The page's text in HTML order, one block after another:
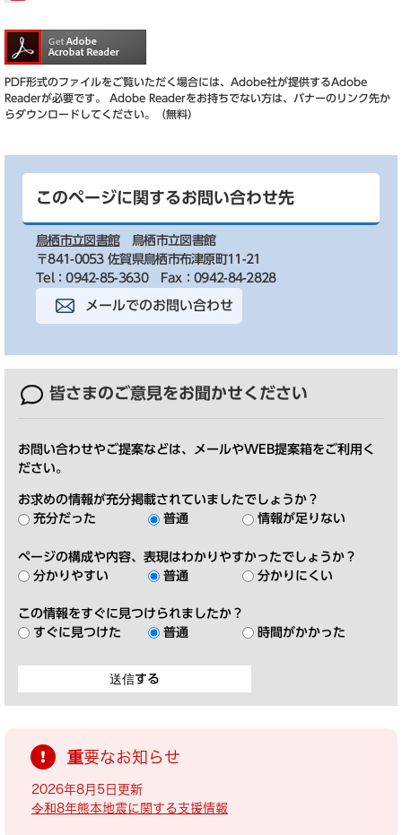
PDF形式のファイルをご覧いただく場合には、Adobe社が提供するAdobe
Readerが必要です。
Adobe Readerをお持ちでない方は、バナーのリンク先か
らダウンロードしてください。（無料）
このページに関するお問い合わせ先
鳥栖市立図書館
鳥栖市立図書館
〒841-0053 佐賀県鳥栖市布津原町11-21
Tel：0942-85-3630
Fax：0942-84-2828
メールでのお問い合わせ
皆さまのご意見をお聞かせください
お問い合わせやご提案などは、メールやWEB提案箱をご利用く
ださい。
お求めの情報が充分掲載されていましたでしょうか？
充分だった
普通 情報が足りない
ページの構成や内容、表現はわかりやすかったでしょうか？
分かりやすい
普通 分かりにくい
この情報をすぐに見つけられましたか？
すぐに見つけた
普通 時間がかかった
重要なお知らせ
2026年8月5日更新
令和8年熊本地震に関する支援情報